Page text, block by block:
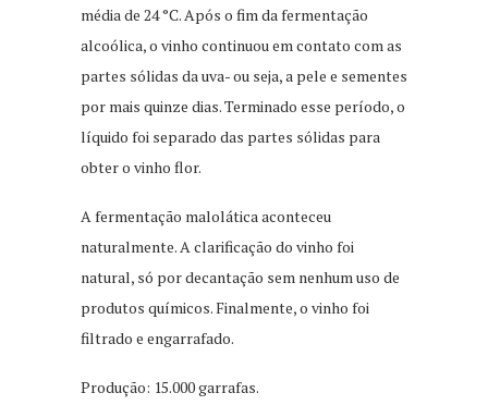
média de 24 °C. Após o fim da fermentação
alcoólica, o vinho continuou em contato com as
partes sólidas da uva- ou seja, a pele e sementes
por mais quinze dias. Terminado esse período, o
líquido foi separado das partes sólidas para
obter o vinho flor.
A fermentação malolática aconteceu
naturalmente. A clarificação do vinho foi
natural, só por decantação sem nenhum uso de
produtos químicos. Finalmente, o vinho foi
filtrado e engarrafado.
Produção: 15.000 garrafas.